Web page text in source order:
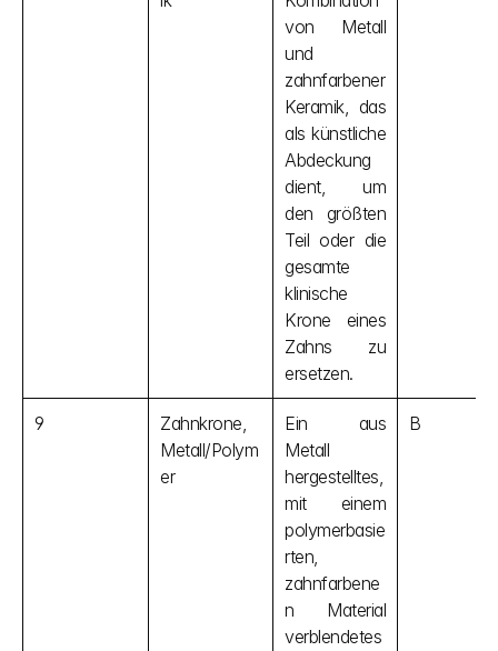
von Metall
und
zahnfarbener
Keramik, das
als künstliche
Abdeckung
dient, um
den größten
Teil oder die
gesamte
klinische
Krone eines
Zahns zu
ersetzen.
9
Zahnkrone,
Metall/Polym
er
Ein aus
Metall
hergestelltes,
mit einem
polymerbasie
rten,
zahnfarbene
n Material
verblendetes
B